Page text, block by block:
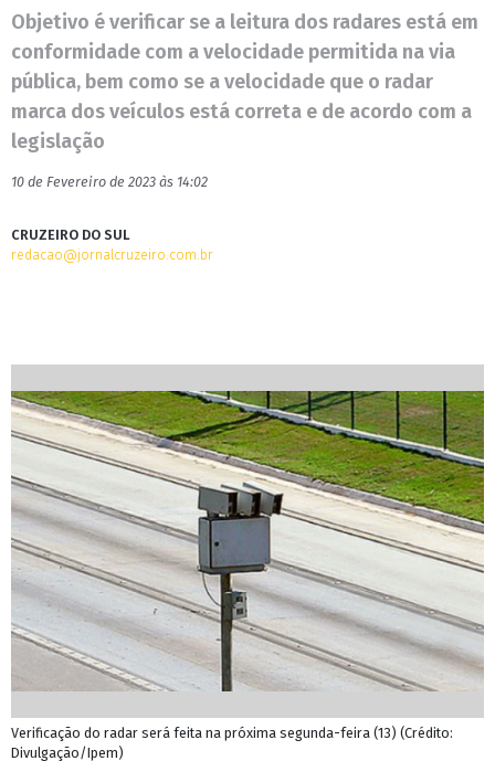
Objetivo é verificar se a leitura dos radares está em
conformidade com a velocidade permitida na via
pública, bem como se a velocidade que o radar
marca dos veículos está correta e de acordo com a
legislação
10 de Fevereiro de 2023 às 14:02
CRUZEIRO DO SUL
redacao@jornalcruzeiro.com.br
Verificação do radar será feita na próxima segunda-feira (13) (Crédito:
Divulgação/Ipem)